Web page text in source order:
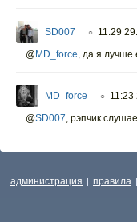
SD007 ○ 11:29
@MD_force, да я лучше
MD_force ○ 11:23
@SD007, рэпчик
администрация | правила |